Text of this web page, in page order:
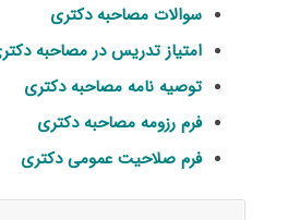
سوالات مصاحبه دکتری
امتیاز تدریس در مصاحبه
توصیه نامه مصاحبه دکتری
فرم رزومه مصاحبه دکتری
فرم صلاحیت عمومی دکتری